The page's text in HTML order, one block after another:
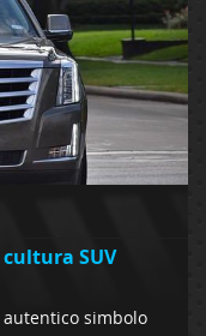
SUV
autentico simbolo